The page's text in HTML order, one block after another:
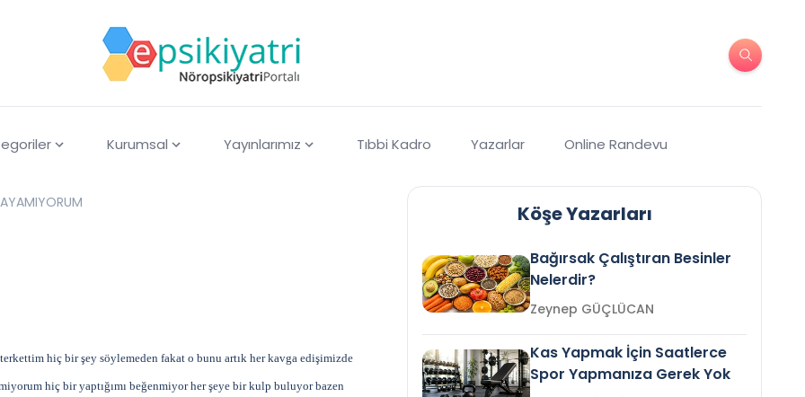
Kurumsal Yayınlarımız Tıbbi Kadro Yazarlar Online Randevu
hiç bir şey söylemeden fakat o bunu artık her kavga edişimizde
hiç bir yaptığımı beğenmiyor her şeye bir kulp buluyor bazen
Köşe Yazarları
Bağırsak Çalıştıran Besinler
Nelerdir?
Zeynep GÜÇLÜCAN
Kas Yapmak İçin Saatlerce
Spor Yapmanıza Gerek Yok